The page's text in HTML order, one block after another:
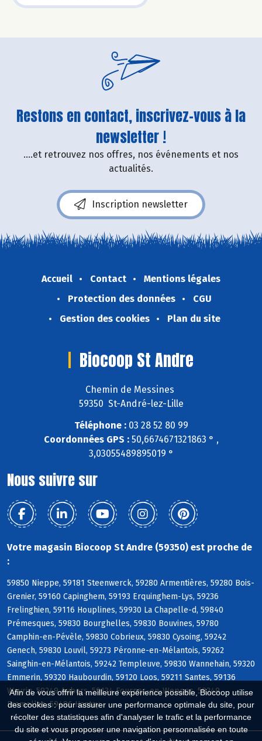
Afin de vous offrir la meilleure expérience possible, Biocoop utilise
des cookies : pour assurer une performance optimale du site, pour
récolter des statistiques afin d'analyser le trafic et la performance
du site et vous proposer une navigation personnalisée en toute
Restons en contact, inscrivez-vous à la
newsletter !
....et retrouvez nos offres, nos événements et nos
actualités.
Inscription newsletter
Accueil Contact
Mentions légales
Protection des données
CGU
Gestion des cookies
Plan du site
Biocoop St Andre
Chemin de Messines
59350 St-André-lez-Lille
Téléphone :03 28 52 80 99
Coordonnées GPS :50,6674671321863 ° ,
3,03055489895019 °
Nous suivre sur
Votre magasin Biocoop St Andre (59350) est proche de
:
59850 Nieppe, 59181 Steenwerck, 59280 Armentières, 59280 Bois-
Grenier, 59160 Capinghem, 59193 Erquinghem-Lys, 59236
Frelinghien, 59116 Houplines, 59930 La Chapelle-d, 59840
Prémesques, 59830 Bourghelles, 59830 Bouvines, 59780
Camphin-en-Pévèle, 59830 Cobrieux, 59830 Cysoing, 59242
Genech, 59830 Louvil, 59273 Péronne-en-Mélantois, 59262
Sainghin-en-Mélantois, 59242 Templeuve, 59830 Wannehain, 59320
Emmerin, 59320 Haubourdin, 59120 Loos, 59211 Santes, 59136
Wavrin, 59249 Aubers, 59134 Fournes-en-Weppes, 59249
Fromelles, 59496 Hantay